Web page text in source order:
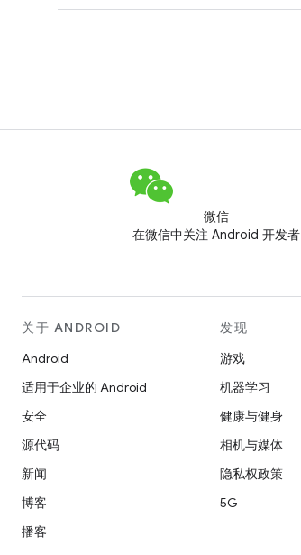
微信
在微信中关注 Android 开发者
关于 ANDROID
Android
适用于企业的 Android
安全
源代码
新闻
博客
播客
发现
游戏
机器学习
健康与健身
相机与媒体
隐私权政策
5G